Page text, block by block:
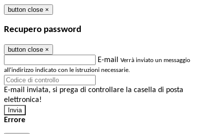
button close ×
Recupero password
button close ×
E-mail Verrà inviato un messaggio
all'indirizzo indicato con le istruzioni necessarie.
E-mail inviata, si prega di controllare la casella di posta
elettronica!
Errore